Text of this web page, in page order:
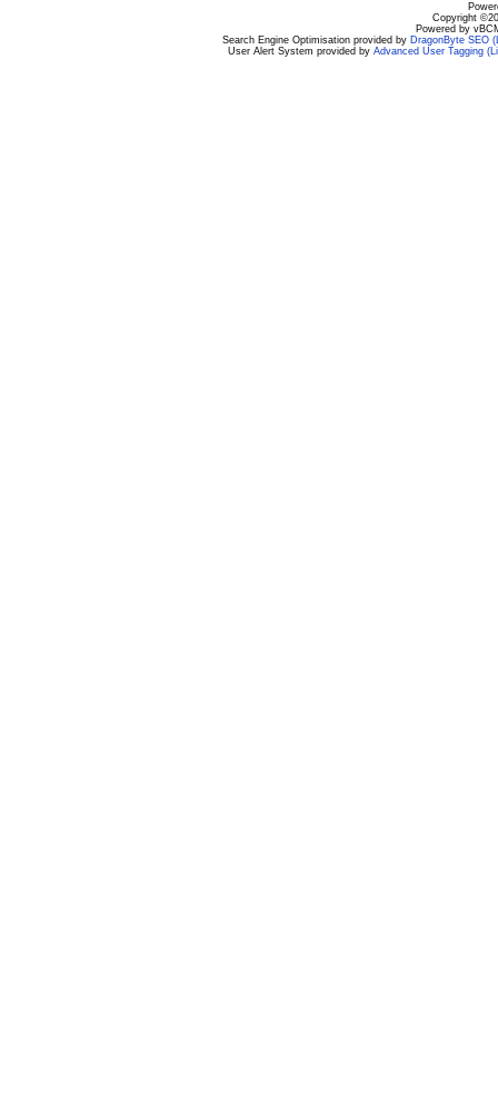
Copyright
Powered by
Search Engine Optimisation provided by DragonByte SEO
User Alert System provided by Advanced User Tagging